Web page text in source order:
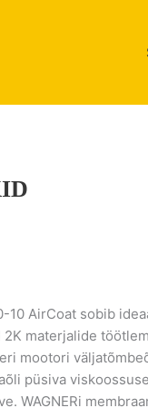
10 AirCoat sobib
materjalide
mootori
püsiva
WAGNERi